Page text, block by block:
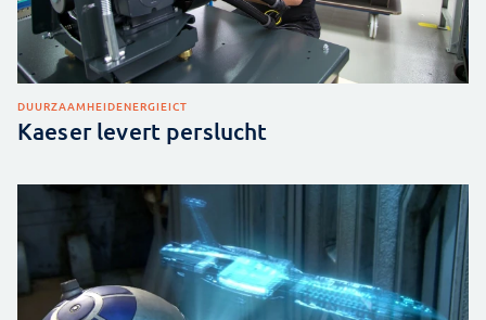
DUURZAAMHEIDENERGIEICT
Kaeser levert perslucht